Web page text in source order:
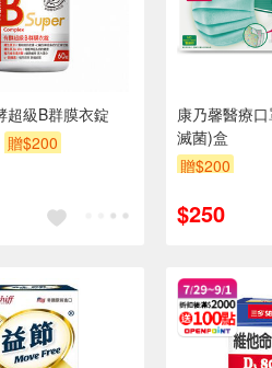
超級B群膜衣錠
贈$200
康乃馨醫療
滅菌)盒
贈$200
$250